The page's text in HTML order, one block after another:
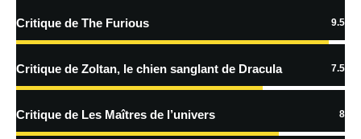
traitées
Critique de The Furious 9.5
Critique de Zoltan, le chien sanglant de Dracula 7.5
Critique de Les Maîtres de l’univers 8